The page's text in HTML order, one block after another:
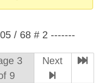
/ 68 # 2 -------
3
9
Next